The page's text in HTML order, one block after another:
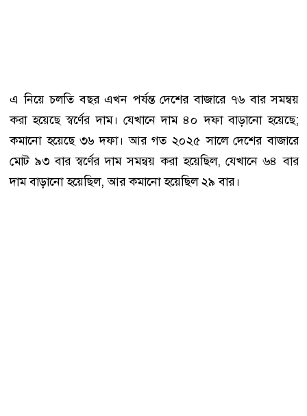
এ নিয়ে চলতি বছর এখন পর্যন্ত দেশের বাজারে ৭৬ বার সমন্বয়
করা হয়েছে স্বর্ণের দাম। যেখানে দাম ৪০ দফা বাড়ানো হয়েছে;
কমানো হয়েছে ৩৬ দফা। আর গত ২০২৫ সালে দেশের বাজারে
মোট ৯৩ বার স্বর্ণের দাম সমন্বয় করা হয়েছিল, যেখানে ৬৪ বার
দাম বাড়ানো হয়েছিল, আর কমানো হয়েছিল ২৯ বার।